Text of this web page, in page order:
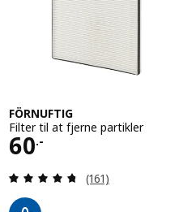
Anmeldelser i alt:
FÖRNUFTIG
Filter til at fjerne partikler
60.-
Pris 60.-
Anmeld: 4.7 ud
(161)